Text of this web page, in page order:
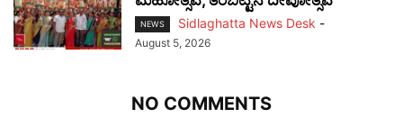
NEWS Sidlaghatta News Desk -
August 5, 2026
NO COMMENTS